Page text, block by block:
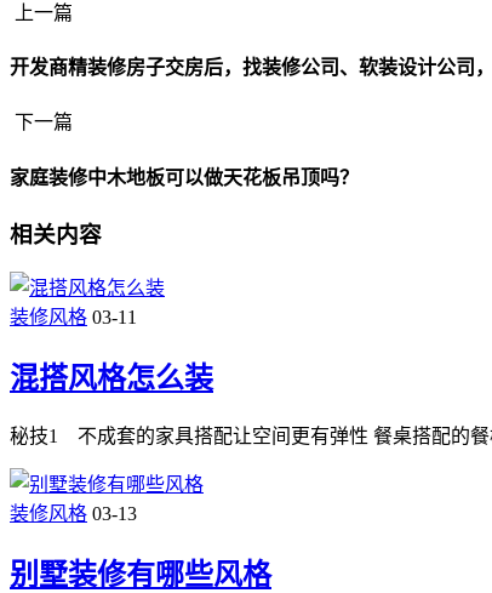
上一篇
开发商精装修房子交房后，找装修公司、软装设计公司
下一篇
家庭装修中木地板可以做天花板吊顶吗？
相关内容
装修风格 03-11
混搭风格怎么装
秘技1 不成套的家具搭配让空间更有弹性 餐桌搭配的
装修风格 03-13
别墅装修有哪些风格